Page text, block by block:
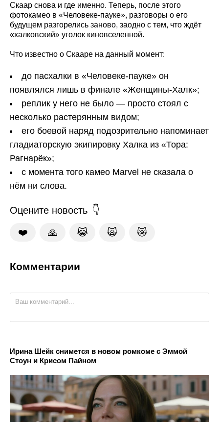
Скаар снова и где именно. Теперь, после этого
фотокамео в «Человеке-пауке», разговоры о его
будущем разгорелись заново, заодно с тем, что ждёт
«халковский» уголок киновселенной.
Что известно о Скааре на данный момент:
до пасхалки в «Человеке-пауке» он
появлялся лишь в финале «Женщины-Халк»;
реплик у него не было — просто стоял с
несколько растерянным видом;
его боевой наряд подозрительно напоминает
гладиаторскую экипировку Халка из «Тора:
Рагнарёк»;
с момента того камео Marvel не сказала о
нём ни слова.
Оцените новость
❤️ 🙏 😹 🙀 😿
Комментарии
Ирина Шейк снимется в новом ромкоме с Эммой
Стоун и Крисом Пайном